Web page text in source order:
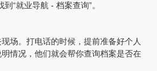
“就业导航 - 档案查询”。
。打电话的时候，提前准备好个人
情况，他们就会帮你查询档案是否在